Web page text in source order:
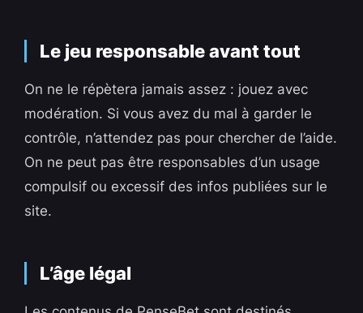
Le jeu responsable avant tout
On ne le répètera jamais assez : jouez avec
modération. Si vous avez du mal à garder le
contrôle, n’attendez pas pour chercher de l’aide.
On ne peut pas être responsables d’un usage
compulsif ou excessif des infos publiées sur le
site.
L’âge légal